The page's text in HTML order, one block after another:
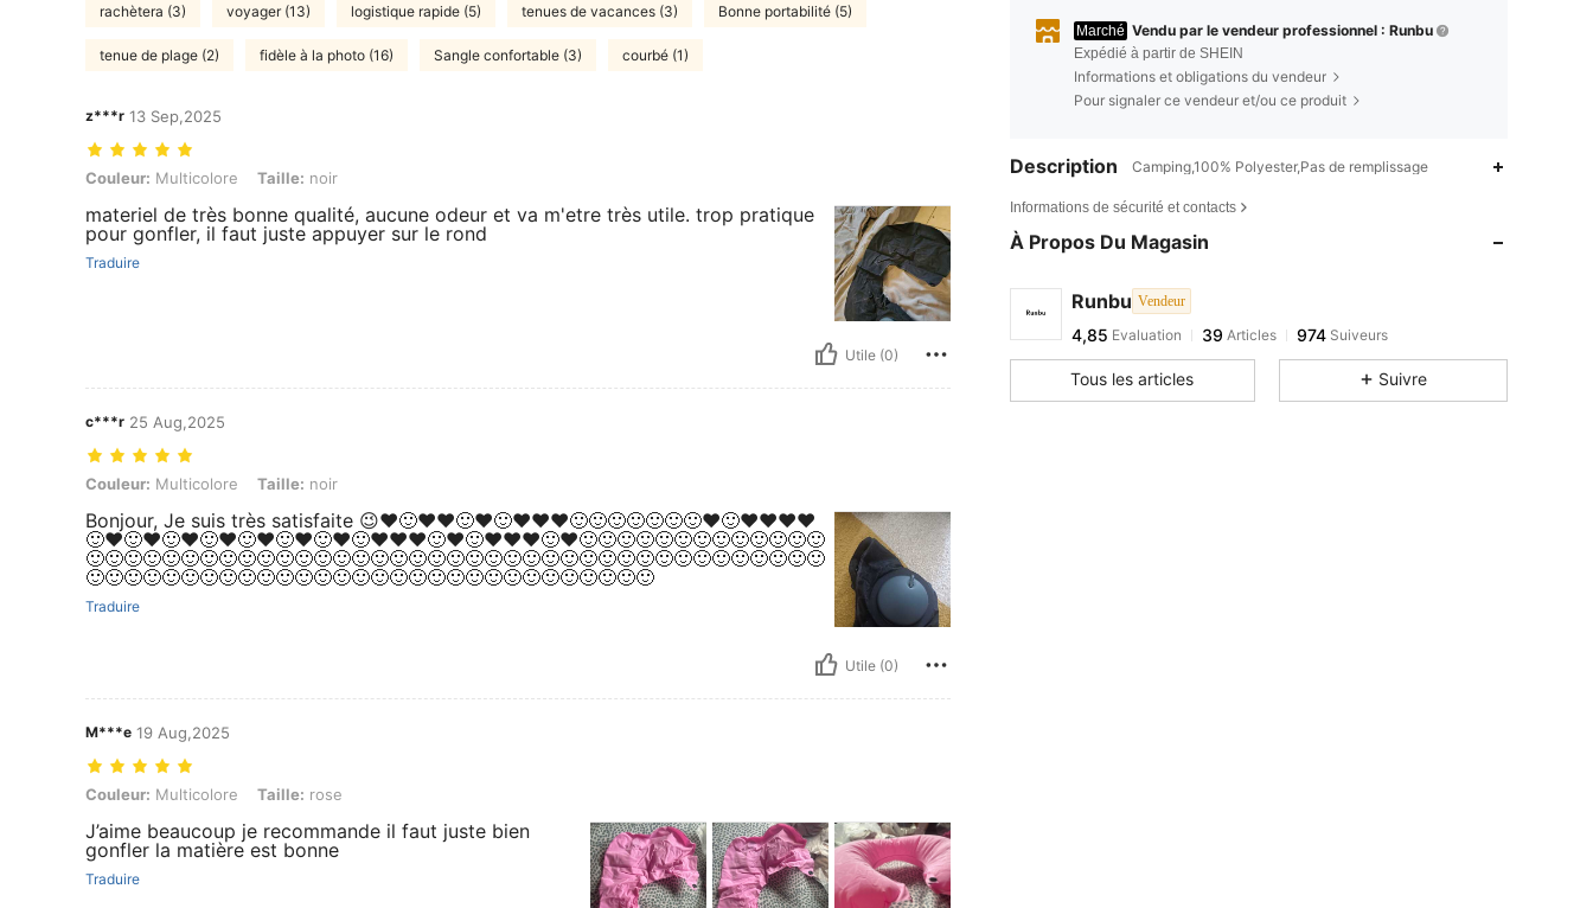
rachètera (3) voyager (13) logistique rapide (5) tenues de vacances (3) Bonne portabilité (5)
tenue de plage (2) fidèle à la photo (16) Sangle confortable (3) courbé (1)
z***r 13 Sep,2025
Couleur: Multicolore, Taille: noir
Couleur: Multicolore Taille: noir
materiel de très bonne qualité, aucune odeur et va m'etre très utile. trop pratique
pour gonfler, il faut juste appuyer sur le rond
Traduire
Utile (0)
c***r 25 Aug,2025
Couleur: Multicolore, Taille: noir
Couleur: Multicolore Taille: noir
Bonjour, Je suis très satisfaite 😉♥️🙂♥️♥️🙂♥️🙂♥️♥️♥️🙂🙂🙂🙂🙂🙂🙂♥️🙂♥️♥️♥️♥️
🙂♥️🙂♥️🙂♥️🙂♥️🙂♥️🙂♥️🙂♥️🙂♥️♥️♥️🙂♥️🙂♥️♥️♥️🙂♥️🙂🙂🙂🙂🙂🙂🙂🙂🙂🙂🙂🙂🙂
🙂🙂🙂🙂🙂🙂🙂🙂🙂🙂🙂🙂🙂🙂🙂🙂🙂🙂🙂🙂🙂🙂🙂🙂🙂🙂🙂🙂🙂🙂🙂🙂🙂🙂🙂🙂🙂🙂🙂
🙂🙂🙂🙂🙂🙂🙂🙂🙂🙂🙂🙂🙂🙂🙂🙂🙂🙂🙂🙂🙂🙂🙂🙂🙂🙂🙂🙂🙂🙂
Traduire
Utile (0)
M***e 19 Aug,2025
Couleur: Multicolore, Taille: rose
Couleur: Multicolore Taille: rose
J’aime beaucoup je recommande il faut juste bien
gonfler la matière est bonne
Traduire
Marché Vendu par le vendeur professionnel : Runbu
Expédié à partir de SHEIN
Informations et obligations du vendeur
Pour signaler ce vendeur et/ou ce produit
Description Camping,100% Polyester,Pas de remplissage
Informations de sécurité et contacts
À Propos Du Magasin
Runbu Vendeur
4,85 Evaluation 39 Articles 974 Suiveurs
Tous les articles Suivre